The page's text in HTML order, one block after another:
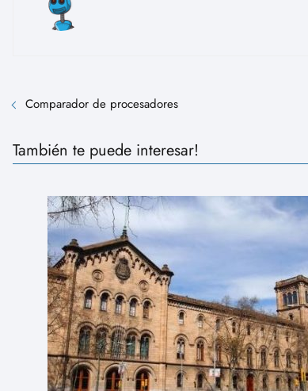
Comparador de procesadores
También te puede interesar!